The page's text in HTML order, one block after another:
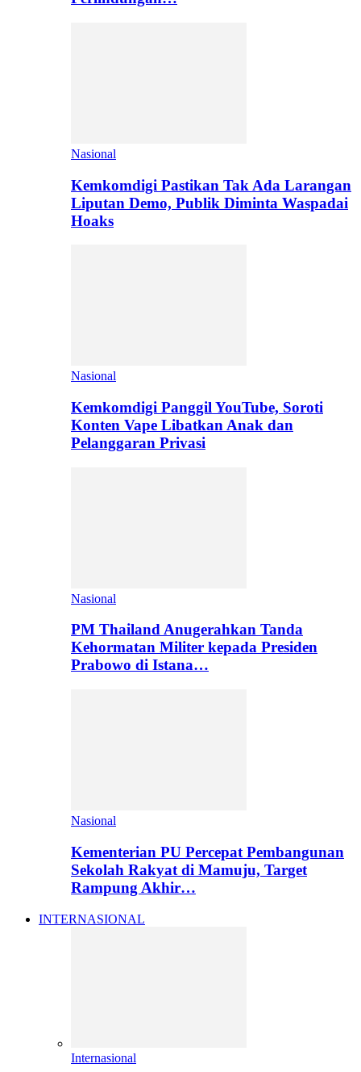
Nasional
Kemkomdigi Pastikan Tak Ada Larangan
Liputan Demo, Publik Diminta Waspadai
Hoaks
Nasional
Kemkomdigi Panggil YouTube, Soroti
Konten Vape Libatkan Anak dan
Pelanggaran Privasi
Nasional
PM Thailand Anugerahkan Tanda
Kehormatan Militer kepada Presiden
Prabowo di Istana…
Nasional
Kementerian PU Percepat Pembangunan
Sekolah Rakyat di Mamuju, Target
Rampung Akhir…
INTERNASIONAL
Internasional